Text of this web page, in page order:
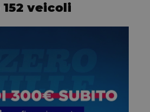
152 veicoli